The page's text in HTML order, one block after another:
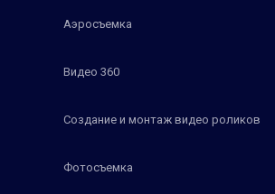
Аэросъемка
Видео 360
Создание и монтаж видео роликов
Фотосъемка